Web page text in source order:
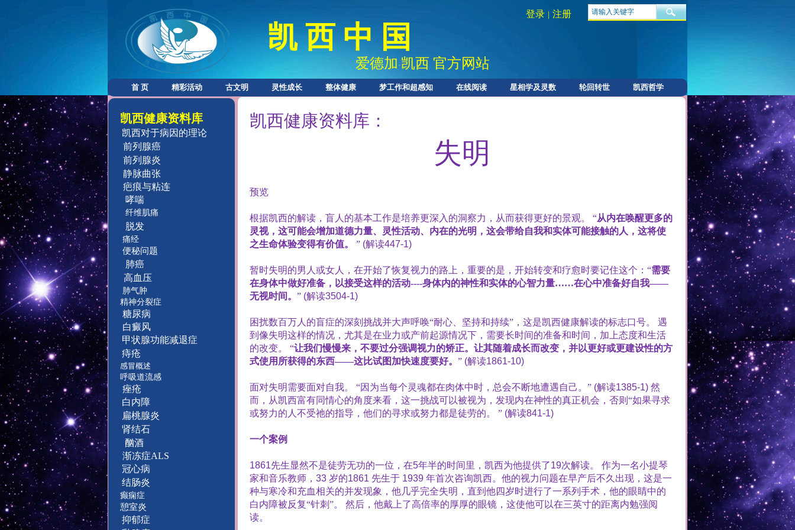
首 页 精彩活动 古文明 灵性成长 整体健康 梦工作和超感知 在线阅读 星相学及灵数 轮回转世 凯西哲学
凯 西 中 国
登录 注册
爱德加 · 凯西 官方网站
凯西健康资料库：
失明
预览
根据凯西的解读，盲人的基本工作是培养更深入的洞察力，从而获得更好的景观。 “从内在唤醒更多的
灵视，这可能会增加道德力量、灵性活动、内在的光明，这会带给自我和实体可能接触的人，这将使
之生命体验变得有价值。
” (解读447-1)
暂时失明的男人或女人，在开始了恢复视力的路上，重要的是，开始转变和疗愈时要记住这个：“需要
在身体中做好准备，以接受这样的活动----身体内的神性和实体的心智力量……在心中准备好自我——
无视时间。 ” (解读3504-1)
困扰数百万人的盲症的深刻挑战并大声呼唤“耐心、坚持和持续”，这是凯西健康解读的标志口号。
遇
到像失明这样的情况，尤其是在业力或产前起源情况下，需要长时间的准备和时间，加上态度和生活
的改变。
“让我们慢慢来，不要过分强调视力的矫正。让其随着成长而改变，并以更好或更建设性的方
式使用所获得的东西——这比试图加快速度要好。 ” (解读1861-10)
面对失明需要面对自我。 “因为当每个灵魂都在肉体中时，总会不断地遭遇自己。” (解读1385-1) 然
而，从凯西富有同情心的角度来看，这一挑战可以被视为，发现内在神性的真正机会，否则“如果寻求
或努力的人不受祂的指导，他们的寻求或努力都是徒劳的。
” (解读841-1)
一个案例
1861先生显然不是徒劳无功的一位，在5年半的时间里，凯西为他提供了19次解读。
作为一名小提琴
家和音乐教师， 33 岁的1861 先生于 1939 年首次咨询凯西。他的视力问题在早产后不久出现，这是一
种与寒冷和充血相关的并发现象，他几乎完全失明，直到他四岁时进行了一系列手术，他的眼睛中的
白内障被反复“针刺”。
然后，他戴上了高倍率的厚厚的眼镜，这使他可以在三英寸的距离内勉强阅
读。
凯西健康资料库
凯西对于病因的理论
前列腺癌
前列腺炎
静脉曲张
疤痕与粘连
哮喘
纤维肌痛
脱发
痛经
便秘问题
肺癌
高血压
肺气肿
精神分裂症
糖尿病
白癜风
甲状腺功能减退症
痔疮
感冒概述
呼吸道流感
痤疮
白内障
扁桃腺炎
肾结石
酗酒
渐冻症ALS
冠心病
结肠炎
癫痫症
憩室炎
抑郁症